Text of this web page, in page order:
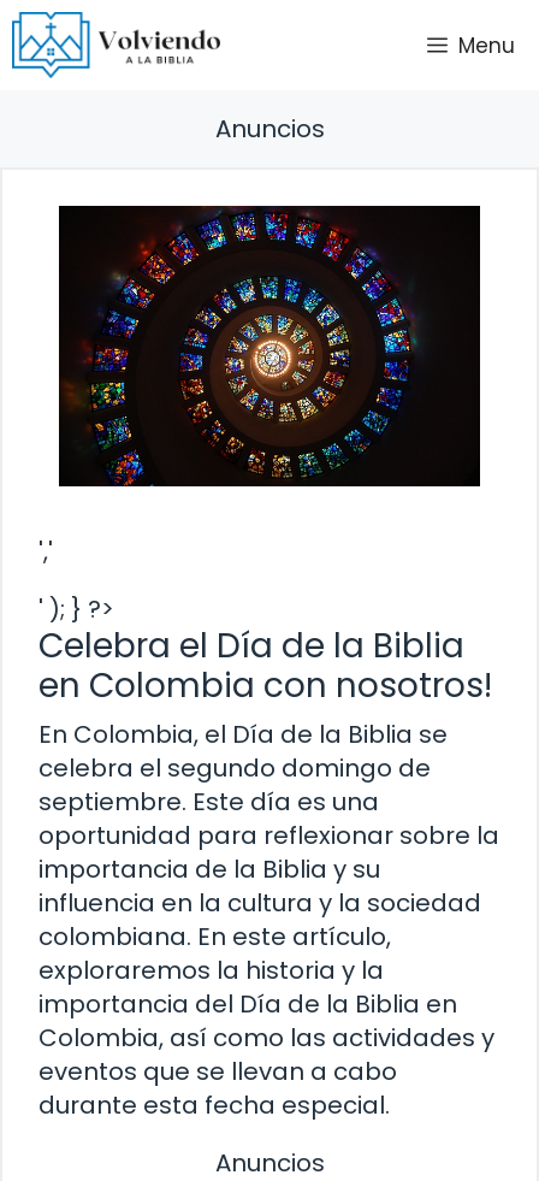
Saltar
al
contenido
Menu
Anuncios
','
' ); } ?>
Celebra el Día de la Biblia
en Colombia con nosotros!
En Colombia, el Día de la Biblia se
celebra el segundo domingo de
septiembre. Este día es una
oportunidad para reflexionar sobre la
importancia de la Biblia y su
influencia en la cultura y la sociedad
colombiana. En este artículo,
exploraremos la historia y la
importancia del Día de la Biblia en
Colombia, así como las actividades y
eventos que se llevan a cabo
durante esta fecha especial.
Anuncios